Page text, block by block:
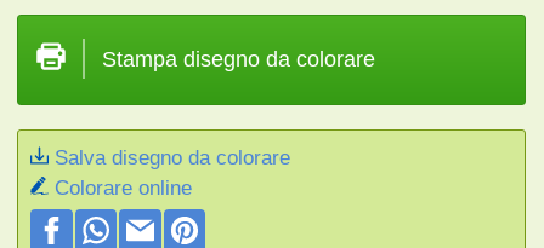
Stampa disegno da colorare
Salva disegno da colorare
Colorare online